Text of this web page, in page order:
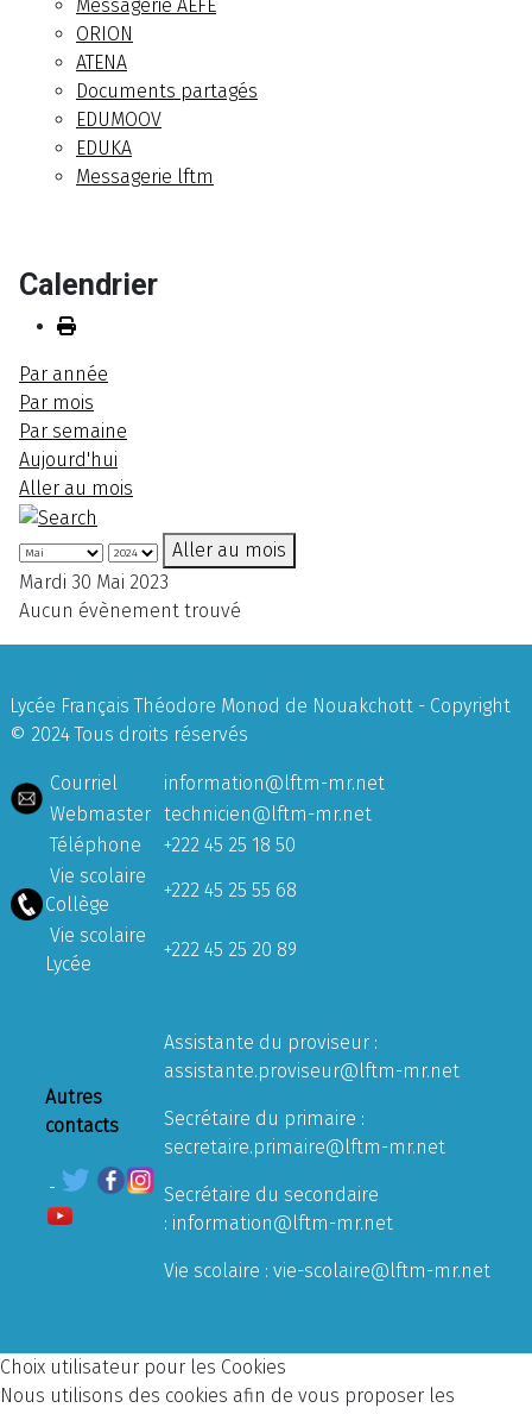
Messagerie AEFE
ORION
ATENA
Documents partagés
EDUMOOV
EDUKA
Messagerie lftm
Calendrier
Par année
Par mois
Par semaine
Aujourd'hui
Aller au mois
Aller au mois
Mardi 30 Mai 2023
Aucun évènement trouvé
Lycée Français Théodore Monod de Nouakchott - Copyright
© 2024 Tous droits réservés
Courriel
information@lftm-mr.net
Webmaster technicien@lftm-mr.net
Téléphone
+222 45 25 18 50
Vie scolaire
Collège
+222 45 25 55 68
Vie scolaire
Lycée
+222 45 25 20 89
Autres
contacts
Assistante du proviseur :
assistante.proviseur@lftm-mr.net
Secrétaire du primaire :
secretaire.primaire@lftm-mr.net
Secrétaire du secondaire
: information@lftm-mr.net
Vie scolaire : vie-scolaire@lftm-mr.net
Choix utilisateur pour les Cookies
Nous utilisons des cookies afin de vous proposer les